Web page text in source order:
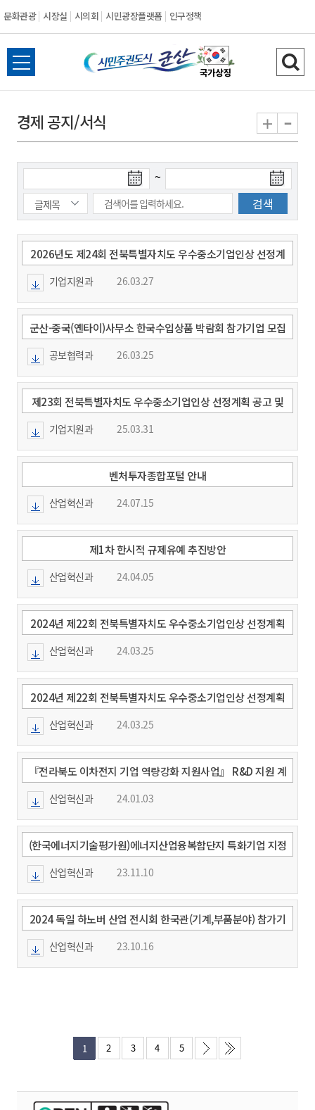
문화관광 시장실 시의회 시민광장플랫폼 인구정책
시
민
권
도
시
군
산
전
체
뉴
열
검
색
기
경제 공지/서식 + -
색
시
일
~
색
종
일
2026년도 제24회 전북특별자치도 우수중소기업인상 선정계
획 공고 및 신청 안내
기업지원과 26.03.27
군산-중국(옌타이)사무소 한국수입상품 박람회 참가기업 모집
안내
공보협력과 26.03.25
제23회 전북특별자치도 우수중소기업인상 선정계획 공고 및
신청안내
기업지원과 25.03.31
벤처투자종합포털 안내
산업혁신과 24.07.15
제1차 한시적 규제유예 추진방안
산업혁신과 24.04.05
2024년 제22회 전북특별자치도 우수중소기업인상 선정계획
공고 및 신청안내
산업혁신과 24.03.25
2024년 제22회 전북특별자치도 우수중소기업인상 선정계획
공고 및 신청안내
산업혁신과 24.03.25
『전라북도 이차전지 기업 역량강화 지원사업』 R&D 지원 계
획 공고 안내
산업혁신과 24.01.03
(한국에너지기술평가원)에너지산업융복합단지 특화기업 지정
신청 공고 안내
산업혁신과 23.11.10
2024 독일 하노버 산업 전시회 한국관(기계,부품분야) 참가기
업 모집
산업혁신과 23.10.16
1 2 3 4 5